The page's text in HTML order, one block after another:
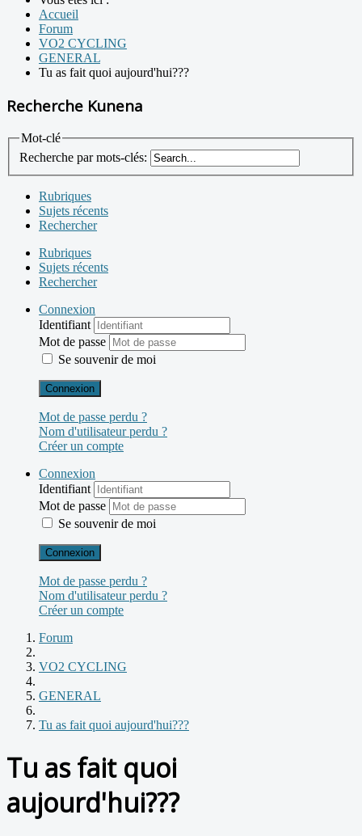
Accueil
Forum
VO2 CYCLING
GENERAL
Tu as fait quoi aujourd'hui???
Recherche Kunena
Mot-clé
Recherche par mots-clés:
Rubriques
Sujets récents
Rechercher
Rubriques
Sujets récents
Rechercher
Connexion
Identifiant
Mot de passe
Se souvenir de moi
Connexion
Mot de passe perdu ?
Nom d'utilisateur perdu ?
Créer un compte
Connexion
Identifiant
Mot de passe
Se souvenir de moi
Connexion
Mot de passe perdu ?
Nom d'utilisateur perdu ?
Créer un compte
Forum
VO2 CYCLING
GENERAL
Tu as fait quoi aujourd'hui???
Tu as fait quoi
aujourd'hui???